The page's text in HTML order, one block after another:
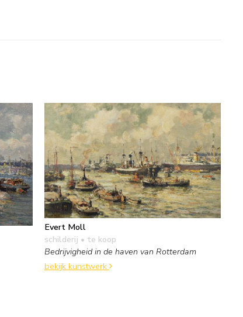
Evert Moll
schilderij • te koop
Bedrijvigheid in de haven van Rotterdam
bekijk kunstwerk